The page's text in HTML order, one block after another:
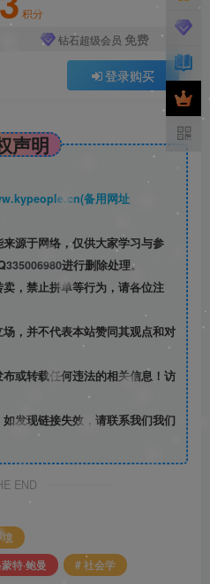
积分
钻石超级会员 免费
登录购买
声明
备用网址
源于网络，仅供大家学习与参
335006980进行删除处理。
，禁止拼单等行为，请各位注
，并不代表本站赞同其观点和对
或转载任何违法的相关信息！访
发现链接失效，请联系我们我们
END
特·鲍曼
# 社会学